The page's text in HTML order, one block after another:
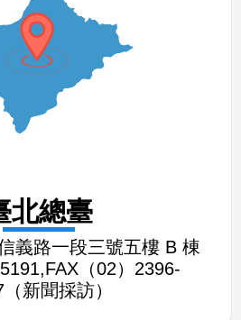
北總臺
義路一段三號五樓 B 棟
（02）2396-
新聞採訪）